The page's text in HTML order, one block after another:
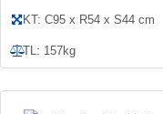
KT: C95 x R54 x S44 cm
TL: 157kg